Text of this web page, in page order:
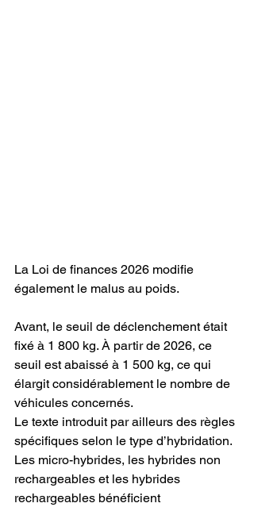
La Loi de finances 2026 modifie
également le malus au poids.
Avant, le seuil de déclenchement était
fixé à 1 800 kg. À partir de 2026, ce
seuil est abaissé à 1 500 kg, ce qui
élargit considérablement le nombre de
véhicules concernés.
Le texte introduit par ailleurs des règles
spécifiques selon le type d’hybridation.
Les micro-hybrides, les hybrides non
rechargeables et les hybrides
rechargeables bénéficient